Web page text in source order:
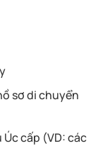
sơ di chuyển
cấp (VD: các